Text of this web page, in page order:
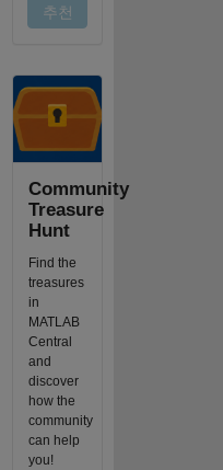
Community
Treasure
Hunt
Find the
treasures
in
MATLAB
Central
and
discover
how the
community
can help
you!